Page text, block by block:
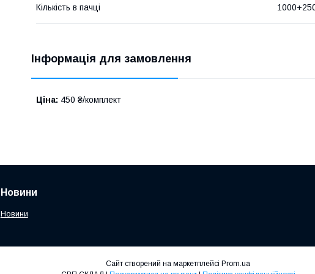
Кількість в пачці
Інформація для замовлення
Ціна: 450 ₴/комплект
Новини
Новини
Сайт створений на маркетплейсі Prom.ua